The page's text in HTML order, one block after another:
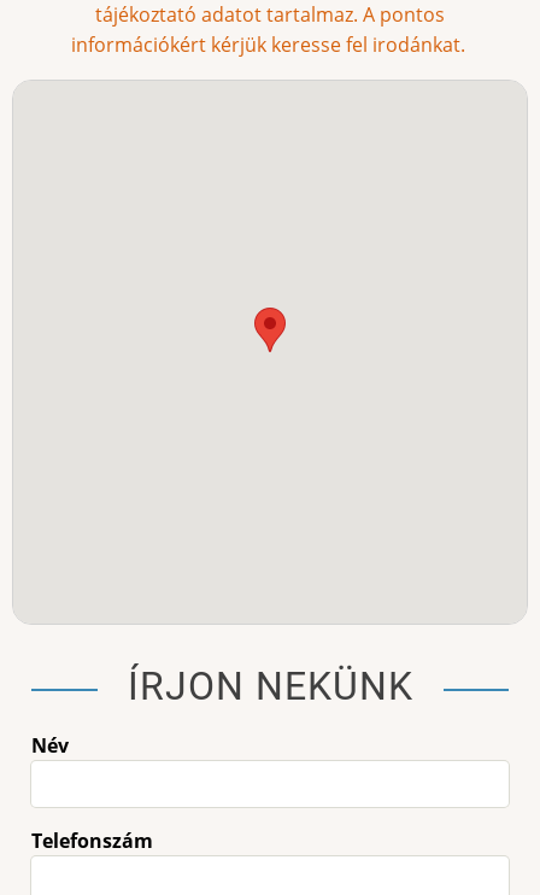
tájékoztató adatot tartalmaz. A pontos
információkért kérjük keresse fel irodánkat.
Földrajzi
ÍRJON NEKÜNK
Név
Telefonszám